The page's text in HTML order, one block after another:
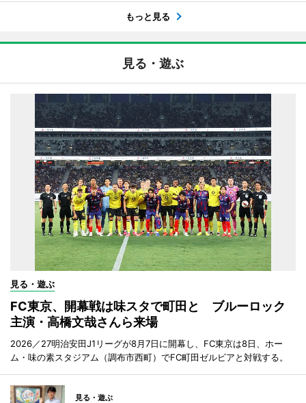
もっと見る
見る・遊ぶ
見る・遊ぶ
FC東京、開幕戦は味スタで町田と ブルーロック
主演・高橋文哉さんら来場
2026／27明治安田J1リーグが8月7日に開幕し、FC東京は8日、ホー
ム・味の素スタジアム（調布市西町）でFC町田ゼルビアと対戦する。
見る・遊ぶ